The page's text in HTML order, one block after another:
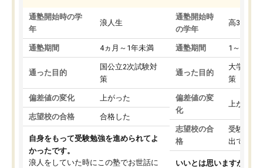
通塾開始時の学
年
浪人生
通塾期間 4ヵ月～1年未満
通った目的
国公立2次試験対
策
偏差値の変化 上がった
志望校の合格 合格した
自身をもって受験勉強を進められてよ
かったです。
浪人をしていた時にこの塾でお世話に
通塾開始時
の学年
高3
通塾期間 1～3ヵ月
通った目的
大学入学
策
偏差値の変
化
上がった
志望校の合
格
受験して
出ていな
いいとは思いますが、料